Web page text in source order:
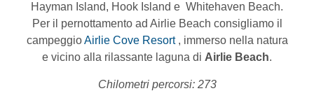
Hayman Island, Hook Island e Whitehaven Beach.
Per il pernottamento ad Airlie Beach consigliamo il
campeggioAirlie Cove Resort, immerso nella natura
e vicino alla rilassante laguna di Airlie Beach.
Chilometri percorsi: 273